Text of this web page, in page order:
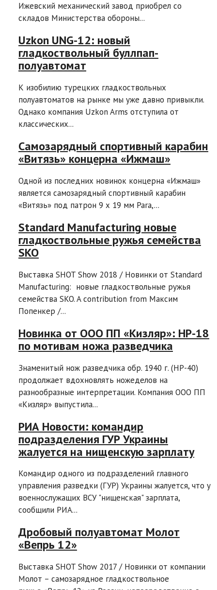
Ижевский механический завод приобрел со
складов Министерства обороны...
Uzkon UNG-12: новый
гладкоствольный буллпап-
полуавтомат
К изобилию турецких гладкоствольных
полуавтоматов на рынке мы уже давно привыкли.
Однако компания Uzkon Arms отступила от
классических...
Самозарядный спортивный карабин
«Витязь» концерна «Ижмаш»
Одной из последних новинок концерна «Ижмаш»
является самозарядный спортивный карабин
«Витязь» под патрон 9 х 19 мм Para,...
Standard Manufacturing новые
гладкоствольные ружья семейства
SKO
Выставка SHOT Show 2018 / Новинки от Standard
Manufacturing: новые гладкоствольные ружья
семейства SKO. A contribution from Максим
Попенкер /...
Новинка от ООО ПП «Кизляр»: НР-18
по мотивам ножа разведчика
Знаменитый нож разведчика обр. 1940 г. (HР-40)
продолжает вдохновлять ножеделов на
разнообразные интерпретации. Компания ООО ПП
«Кизляр» выпустила...
РИА Новости: командир
подразделения ГУР Украины
жалуется на нищенскую зарплату
Командир одного из подразделений главного
управления разведки (ГУР) Украины жалуется, что у
военнослужащих ВСУ "нищенская" зарплата,
сообщили РИА...
Дробовый полуавтомат Молот
«Вепрь 12»
Выставка SHOT Show 2017 / Новинки от компании
Молот – самозарядное гладкоствольное